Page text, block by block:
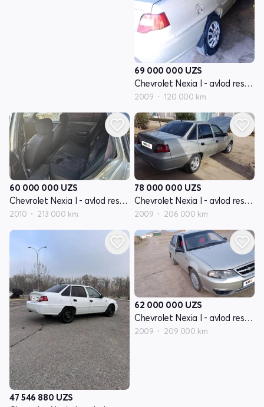
69 000 000 UZS
Chevrolet Nexia I - avlod restayling
2009 120 000 km
60 000 000 UZS
Chevrolet Nexia I - avlod restayling
2010 213 000 km
78 000 000 UZS
Chevrolet Nexia I - avlod restayling
2009 206 000 km
47 546 880 UZS
62 000 000 UZS
Chevrolet Nexia I - avlod restayling
2009 209 000 km